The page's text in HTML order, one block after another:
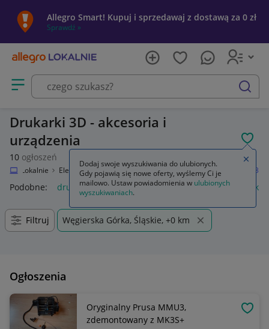
Allegro Smart! Kupuj i sprzedawaj z dostawą za 0 zł
Sprawdź »
Otwórz menu z kategoriami
szukaj
Drukarki 3D - akcesoria i
urządzenia
10 ogłoszeń
Lokalnie Elektronika Komputery Drukarki i skanery Drukarki 3D
Podobne: drukarki 3d smok z drukarki 3d klej do drukarki
Filtruj Węgierska Górka, Śląskie, +0 km
Ogłoszenia
Oryginalny Prusa MMU3,
zdemontowany z MK3S+
Dodaj swoje wyszukiwania do ulubionych.
Gdy pojawią się nowe oferty, wyślemy Ci je
mailowo. Ustaw powiadomienia w ulubionych
wyszukiwaniach.